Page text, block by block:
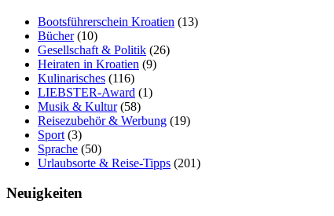
Bootsführerschein Kroatien (13)
Bücher(10)
Gesellschaft & Politik (26)
Heiraten in Kroatien (9)
Kulinarisches (116)
LIEBSTER-Award (1)
Musik & Kultur(58)
Reisezubehör & Werbung (19)
Sport (3)
Sprache (50)
Urlaubsorte & Reise-Tipps (201)
Neuigkeiten